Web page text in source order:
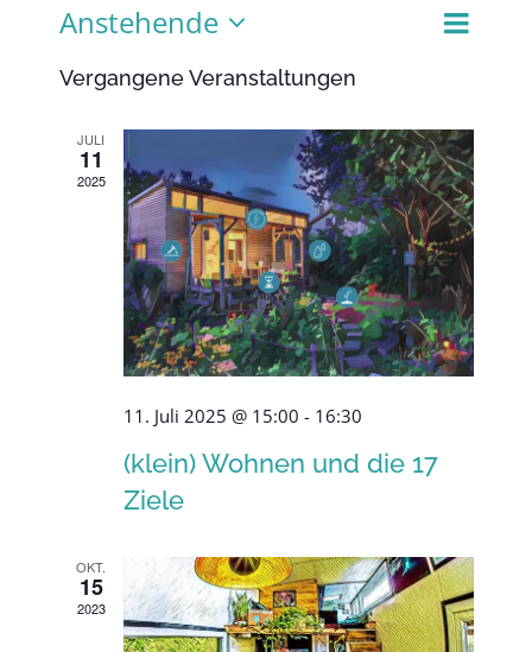
Liste
Anstehende
Datum
wählen.
Vergangene Veranstaltungen
JULI
11
2025
11. Juli 2025 @ 15:00 - 16:30
(klein) Wohnen und die 17
Ziele
OKT.
15
2023